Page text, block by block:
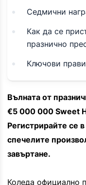
Седмични
Как да се
празнично
Ключови
Вълната от
€5 000 000 Sweet
Регистрирайте се
спечелите
завъртане.
Коледа официално